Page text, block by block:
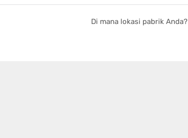
Di mana lokasi pabrik Anda?